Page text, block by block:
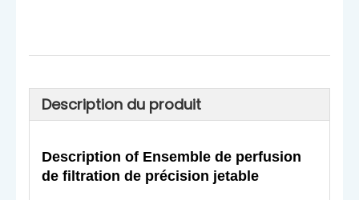
Description du produit
Description of Ensemble de perfusion
de filtration de précision jetable